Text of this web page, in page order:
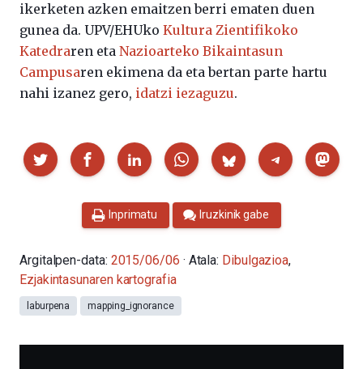
ikerketen azken emaitzen berri ematen duen
gunea da. UPV/EHUko Kultura Zientifikoko
Katedraren eta Nazioarteko Bikaintasun
Campusaren ekimena da eta bertan parte hartu
nahi izanez gero, idatzi iezaguzu.
Partekatu
Inprimatu Iruzkinik gabe
Argitalpen-data: 2015/06/06 · Atala: Dibulgazioa,
Ezjakintasunaren kartografia
laburpena mapping_ignorance